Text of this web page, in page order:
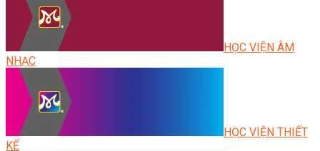
HỌC VIỆN ÂM
NHẠC
HỌC VIỆN THIẾT
KẾ